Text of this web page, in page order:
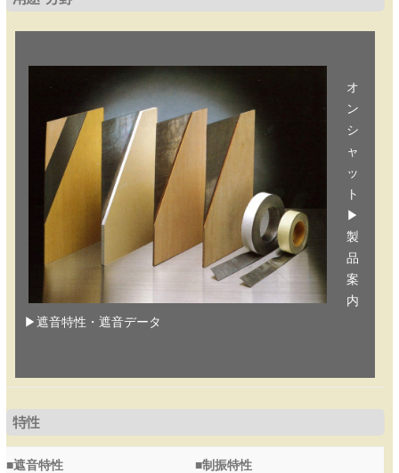
オ
ン
シ
ャ
ッ
ト
▶
製
品
案
内
▶遮音特性・遮音データ
特性
■遮音特性 ■制振特性